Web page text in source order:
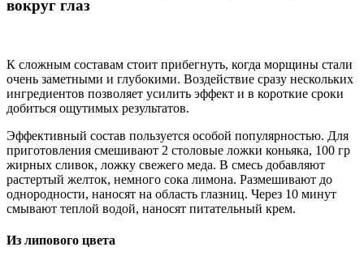
вокруг глаз
К сложным составам стоит прибегнуть, когда морщины стали
очень заметными и глубокими. Воздействие сразу нескольких
ингредиентов позволяет усилить эффект и в короткие сроки
добиться ощутимых результатов.
Эффективный состав пользуется особой популярностью. Для
приготовления смешивают 2 столовые ложки коньяка, 100 гр
жирных сливок, ложку свежего меда. В смесь добавляют
растертый желток, немного сока лимона. Размешивают до
однородности, наносят на область глазниц. Через 10 минут
смывают теплой водой, наносят питательный крем.
Из липового цвета